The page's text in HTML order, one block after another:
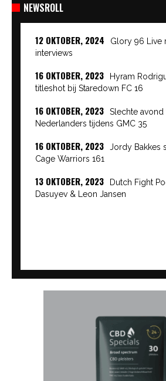
NEWSROLL
12 OKTOBER, 2024
Glory 96 Live
interviews
16 OKTOBER, 2023
Hyram
titleshot bij Staredown FC 16
16 OKTOBER, 2023
Slechte
Nederlanders tijdens GMC 35
16 OKTOBER, 2023
Jordy Bakkes
Cage Warriors 161
13 OKTOBER, 2023
Dutch Fight
Dasuyev & Leon Jansen